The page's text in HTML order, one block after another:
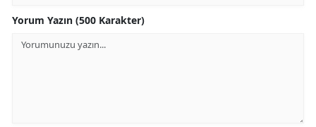
Yorum Yazın (500 Karakter)